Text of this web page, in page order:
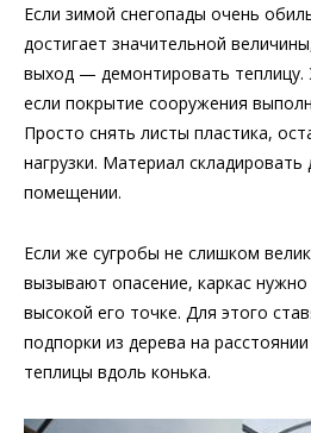
Если зимой снегопады очень
достигает значительной
выход — демонтировать
если покрытие сооружения
Просто снять листы пластика,
нагрузки. Материал
помещении.
Если же сугробы не слишком
вызывают опасение, каркас
высокой его точке. Для этого
подпорки из дерева на
теплицы вдоль конька.